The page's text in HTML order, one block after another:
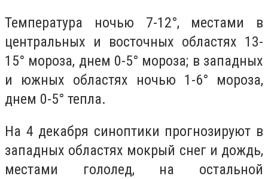
Температура ночью 7-12°, местами в
центральных и восточных областях 13-
15° мороза, днем 0-5° мороза; в западных
и южных областях ночью 1-6° мороза,
днем 0-5° тепла.
На 4 декабря синоптики прогнозируют в
западных областях мокрый снег и дождь,
местами гололед, на остальной